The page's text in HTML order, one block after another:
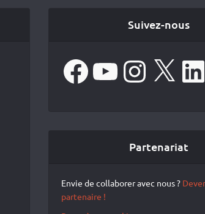
Suivez-nous
FacebookYouTube Instagram
X
Partenariat
Envie de collaborer avec nous ?
partenaire !